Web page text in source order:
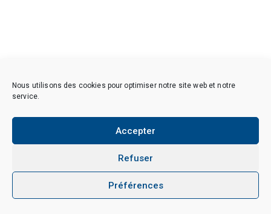
Nous utilisons des cookies pour optimiser notre site web et notre
service.
Accepter
Refuser
Préférences